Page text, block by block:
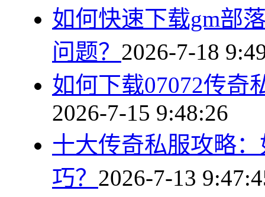
如何快速下载gm部
问题？ 2026-7-18
如何下载07072传奇
2026-7-15 9:48:26
十大传奇私服攻略
巧？ 2026-7-13